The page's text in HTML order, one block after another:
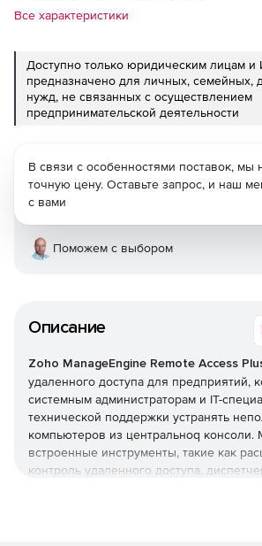
Все характеристики
Доступно только юридическим лицам
предназначено для личных, семейных,
нужд, не связанных с осуществлением
предпринимательской деятельности
Описание
Zoho ManageEngine Remote Access
удаленного доступа для предприятий,
системным администраторам и IТ-
технической поддержки устранять
компьютеров из центральноq
встроенные инструменты, такие как
контроль удаленного доступа,
В связи с особенностями поставок, мы
точную цену. Оставьте запрос, и наш
с вами
Поможем с выбором